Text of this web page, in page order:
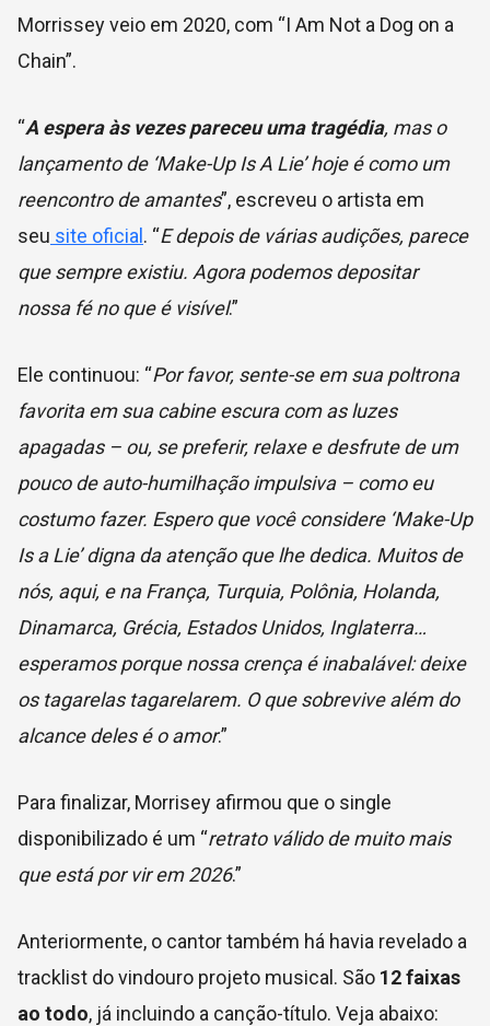
Morrissey veio em 2020, com “I Am Not a Dog on a
Chain”.
“A espera às vezes pareceu uma tragédia, mas o
lançamento de ‘Make-Up Is A Lie’ hoje é como um
reencontro de amantes”, escreveu o artista em
seu site oficial . “E depois de várias audições, parece
que sempre existiu. Agora podemos depositar
nossa fé no que é visível.”
Ele continuou: “Por favor, sente-se em sua poltrona
favorita em sua cabine escura com as luzes
apagadas – ou, se preferir, relaxe e desfrute de um
pouco de auto-humilhação impulsiva – como eu
costumo fazer. Espero que você considere ‘Make-Up
Is a Lie’ digna da atenção que lhe dedica. Muitos de
nós, aqui, e na França, Turquia, Polônia, Holanda,
Dinamarca, Grécia, Estados Unidos, Inglaterra…
esperamos porque nossa crença é inabalável: deixe
os tagarelas tagarelarem. O que sobrevive além do
alcance deles é o amor.”
Para finalizar, Morrisey afirmou que o single
disponibilizado é um “retrato válido de muito mais
que está por vir em 2026.”
Anteriormente, o cantor também há havia revelado a
tracklist do vindouro projeto musical. São 12 faixas
ao todo, já incluindo a canção-título. Veja abaixo: